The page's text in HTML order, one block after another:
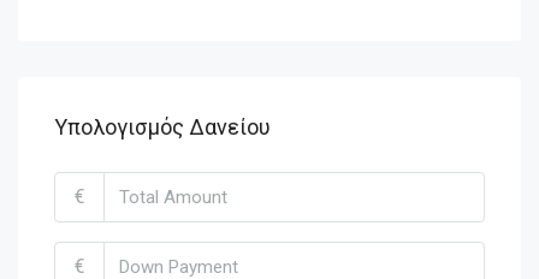
Υπολογισμός Δανείου
€
€